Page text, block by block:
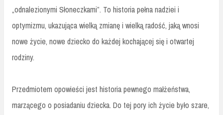
„odnalezionymi Słoneczkami”. To historia pełna nadziei i
optymizmu, ukazująca wielką zmianę i wielką radość, jaką wnosi
nowe życie, nowe dziecko do każdej kochającej się i otwartej
rodziny.
Przedmiotem opowieści jest historia pewnego małżeństwa,
marzącego o posiadaniu dziecka. Do tej pory ich życie było szare,